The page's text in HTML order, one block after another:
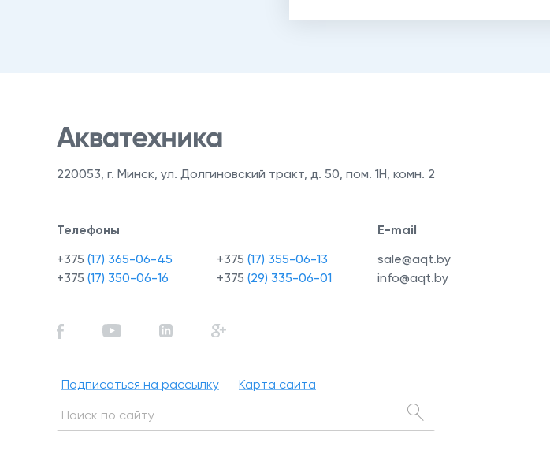
220053, г. Минск, ул. Долгиновский тракт, д. 50, пом. 1Н, комн. 2
Телефоны
+375 (17) 365-06-45
+375 (17) 350-06-16
+375 (17) 355-06-13
+375 (29) 335-06-01
E-mail
sale@aqt.by
info@aqt.by
Подписаться на рассылку Карта сайта